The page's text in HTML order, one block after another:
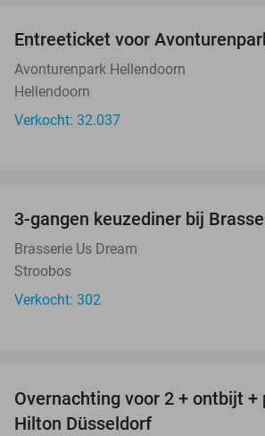
Entreeticket voor
Avonturenpark Hellendoorn
Hellendoorn
Verkocht: 32.037
3-gangen keuzediner bij
Brasserie Us Dream
Stroobos
Verkocht: 302
Overnachting voor 2 + ontbijt +
Hilton Düsseldorf